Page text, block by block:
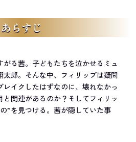
あらすじ
る茜。子どもたちを泣かせるミュ
太郎。そんな中、フィリップは疑問
レイクしたはずなのに、壊れなかっ
関連があるのか？そしてフィリッ
”を見つける。茜が隠していた事